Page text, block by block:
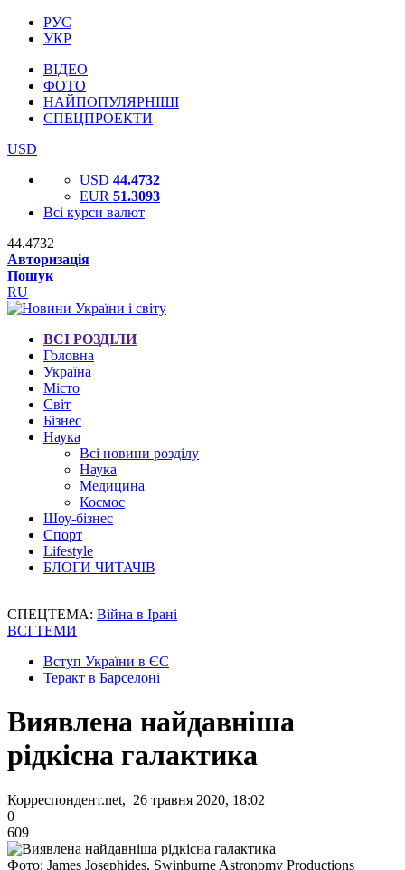
РУС
УКР
ВІДЕО
ФОТО
НАЙПОПУЛЯРНІШІ
СПЕЦПРОЕКТИ
USD
USD 44.4732
EUR 51.3093
Всі курси валют
44.4732
Авторизація
Пошук
RU
ВСІ РОЗДІЛИ
Головна
Україна
Місто
Світ
Бізнес
Наука
Всі новини розділу
Наука
Медицина
Космос
Шоу-бізнес
Спорт
Lifestyle
БЛОГИ ЧИТАЧІВ
СПЕЦТЕМА: Війна в Ірані
ВСІ ТЕМИ
Вступ України в ЄС
Теракт в Барселоні
Виявлена найдавніша
рідкісна галактика
Корреспондент.net, 26 травня 2020, 18:02
0
609
Фото: James Josephides, Swinburne Astronomy Productions